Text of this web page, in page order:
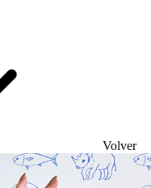
Volver